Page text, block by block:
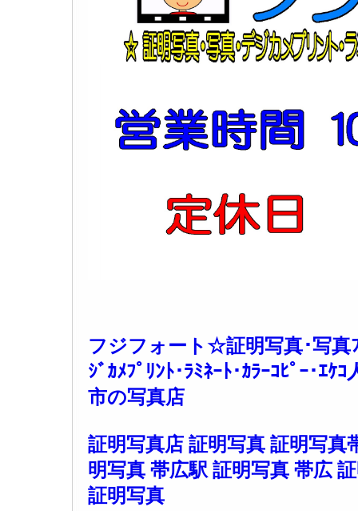
フジフォート☆証明写真･写真ﾌ
ｼﾞｶﾒﾌﾟﾘﾝﾄ･ﾗﾐﾈｰﾄ･ｶﾗｰｺﾋﾟｰ･ｴｹ
市の写真店
証明写真店 証明写真 証明写真
明写真 帯広駅 証明写真 帯広
証明写真